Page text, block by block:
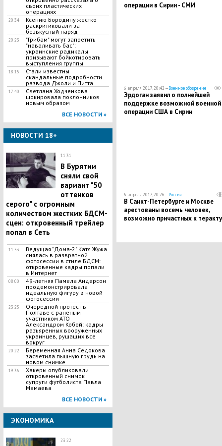
своих пластических
операциях
20:34
Ксению Бородину жестко
раскритиковали за
безвкусный наряд
20:23
"Грибам" могут запретить
"наваливать бас":
украинские радикалы
призывают бойкотировать
выступления группы
18:15
Стали известны
скандальные подробности
развода Джоли и Питта
17:40
Светлана Ходченкова
шокировала поклонников
новым образом
ВСЕ НОВОСТИ »
НОВОСТИ 18+
11:31
В Бурятии
сняли свой
вариант "50
оттенков
серого" с огромным
количеством жестких БДСМ-
сцен: откровенный трейлер
попал в Сеть
11:53
Ведущая "Дома-2" Катя Жужа
снялась в развратной
фотосессии в стиле БДСМ:
откровенные кадры попали
в Интернет
08:00
49-летняя Памела Андерсон
продемонстрировала
идеальную фигуру в новой
фотосессии
23:25
​Очередной протест в
Полтаве с раненым
участником АТО
Александром Кобой: кадры
разъяренных вооруженных
украинцев, рушащих все
вокруг
20:22
Беременная Анна Седокова
засветила пышную грудь на
новом снимке
19:36
Хакеры опубликовали
откровенный снимок
супруги футболиста Павла
Мамаева
ВСЕ НОВОСТИ »
ЭКОНОМИКА
23:22
операции в Сирии - СМИ
6 апреля 2017, 20:42 —Военное обозрение
Эрдоган заявил о полнейшей
поддержке возможной военной
операции США в Сирии
6 апреля 2017, 20:26 —Россия
В Санкт-Петербурге и Москве
арестованы восемь человек,
возможно причастных к